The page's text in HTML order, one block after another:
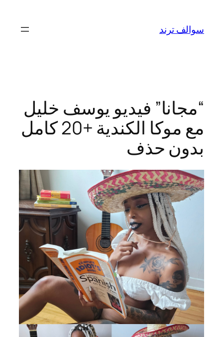
المحتوى
سوالف ترند
“مجانا” فيديو يوسف خليل
مع موكا الكندية +20 كامل
بدون حذف